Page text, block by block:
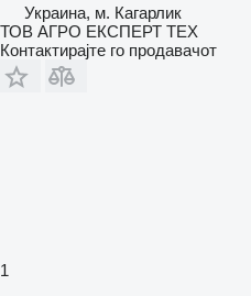
Украина, м. Кагарлик
ТОВ АГРО ЕКСПЕРТ ТЕХ
Контактирајте го продавачот
1